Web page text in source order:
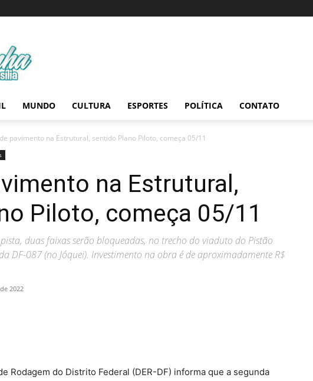
MUNDO CULTURA ESPORTES POLÍTICA CONTATO
pavimento na Estrutural, sentido Plano Piloto, começa 05/11
na Estrutural,
Piloto, começa 05/11
duas faixas serão bloqueadas, no trecho do viaduto do Pistão
DF-087 (no Jóquei). Investimento na obra é de aproximadamente R$
2022
Rodagem do Distrito Federal (DER-DF) informa que a segunda